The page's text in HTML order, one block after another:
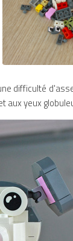
difficulté
aux yeux